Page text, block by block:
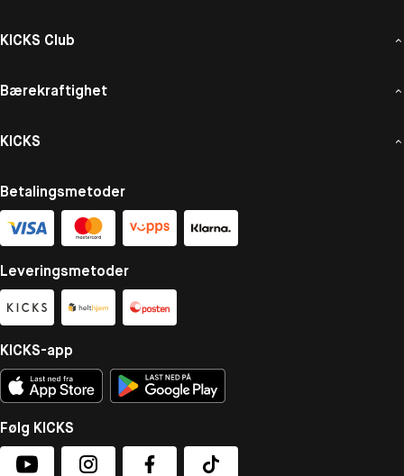
KICKS Club
Bærekraftighet
KICKS
Betalingsmetoder
Leveringsmetoder
KICKS-app
Følg KICKS